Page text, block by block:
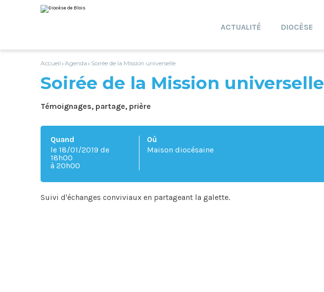
au
contenu.
personnels
ACTUALITÉ DIOCÈSE
Accueil › Agenda › Soirée de la Mission universelle
Soirée de la Mission universelle
Témoignages, partage, prière
Quand
le 18/01/2019 de
18h00
à 20h00
Où
Maison diocésaine
Suivi d'échanges conviviaux en partageant la galette.